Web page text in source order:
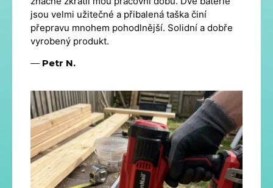
jsou velmi užitečné a přibalená taška činí
přepravu mnohem pohodlnější. Solidní a dobře
vyrobený produkt.
— Petr N.